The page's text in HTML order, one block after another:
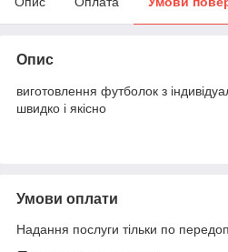
Опис
виготовлення футболок з
швидко і якісно
Умови оплати
Надання послуги тільки по